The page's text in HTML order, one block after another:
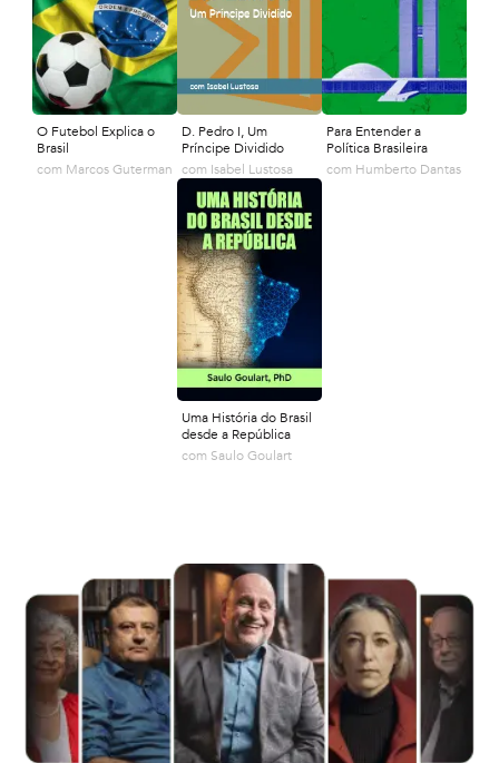
O Futebol Explica o
Brasil
com Marcos Guterman
D. Pedro I, Um
Príncipe Dividido
com Isabel Lustosa
Para Entender a
Política Brasileira
com Humberto Dantas
Uma História do Brasil
desde a República
com Saulo Goulart